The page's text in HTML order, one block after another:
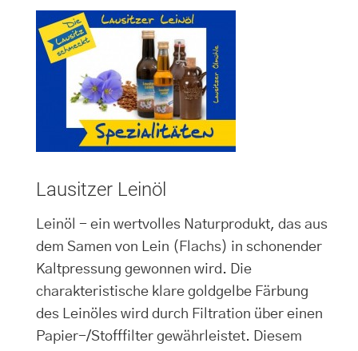
Lausitzer Leinöl
Leinöl - ein wertvolles Naturprodukt, das aus
dem Samen von Lein (Flachs) in schonender
Kaltpressung gewonnen wird. Die
charakteristische klare goldgelbe Färbung
des Leinöles wird durch Filtration über einen
Papier-/Stofffilter gewährleistet. Diesem